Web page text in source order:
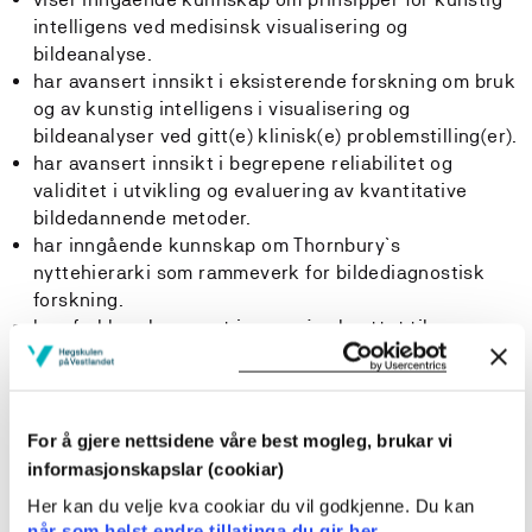
For å gjere nettsidene våre best mogleg, brukar vi
informasjonskapslar (cookiar)
Her kan du velje kva cookiar du vil godkjenne. Du kan
intelligens ved medisinsk visualisering og
bildeanalyse.
har avansert innsikt i eksisterende forskning om bruk
og av kunstig intelligens i visualisering og
bildeanalyser ved gitt(e) klinisk(e) problemstilling(er).
har avansert innsikt i begrepene reliabilitet og
validitet i utvikling og evaluering av kvantitative
bildedannende metoder.
har inngående kunnskap om Thornbury`s
nyttehierarki som rammeverk for bildediagnostisk
forskning.
kan forklare begrepet innovasjon knyttet til
radiografi.
kan benytte relevant(e) programvare(r) for å utføre
bildebehandlingsoppgaver der kunstig intelligens
anvendes.